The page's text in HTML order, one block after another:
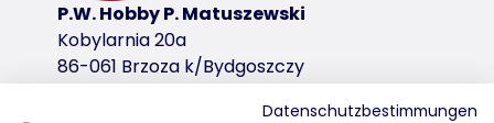
P.W. Hobby P. Matuszewski
Kobylarnia 20a
86-061 Brzoza k/Bydgoszczy
Datenschutzbestimmungen